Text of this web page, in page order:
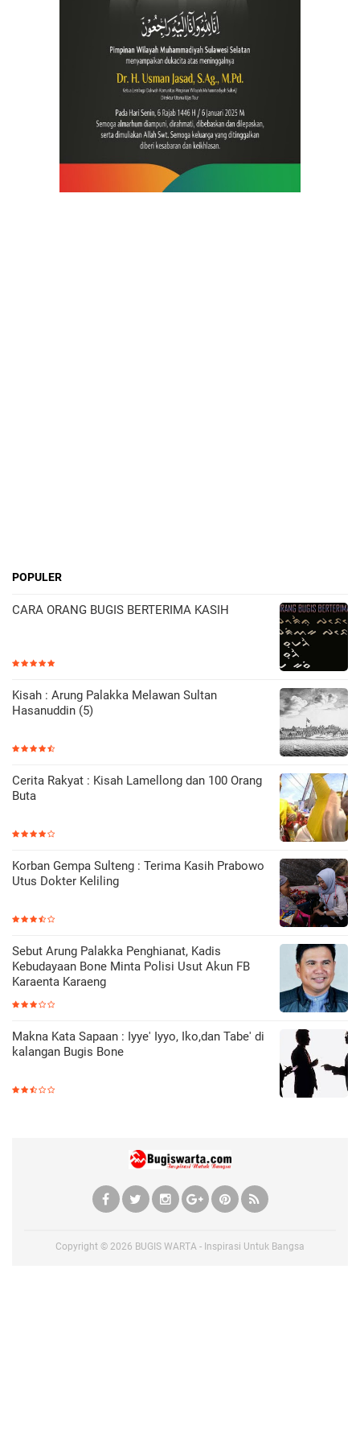
POPULER
CARA ORANG BUGIS BERTERIMA KASIH
Kisah : Arung Palakka Melawan Sultan
Hasanuddin (5)
Cerita Rakyat : Kisah Lamellong dan 100 Orang
Buta
Korban Gempa Sulteng : Terima Kasih Prabowo
Utus Dokter Keliling
Sebut Arung Palakka Penghianat, Kadis
Kebudayaan Bone Minta Polisi Usut Akun FB
Karaenta Karaeng
Makna Kata Sapaan : Iyye' Iyyo, Iko,dan Tabe' di
kalangan Bugis Bone
Copyright © 2026 BUGIS WARTA - Inspirasi Untuk Bangsa